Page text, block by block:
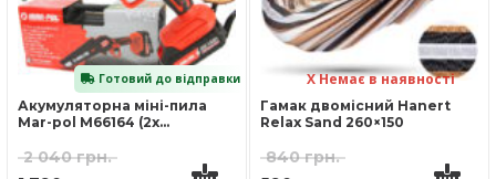
Акумуляторна міні-пила
Mar-pol M66164 (2x
Готовий до відправки
2 040грн.
Гамак двомісний Hanert
Relax Sand 260×150
Х Немає в наявності
840грн.